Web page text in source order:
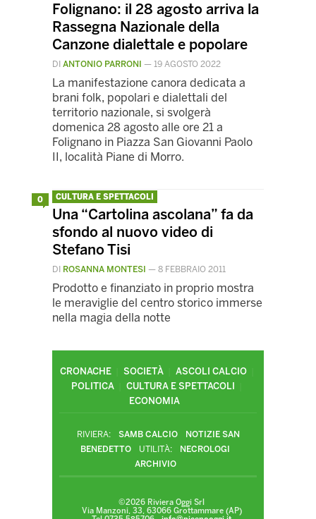
Folignano: il 28 agosto arriva la
Rassegna Nazionale della
Canzone dialettale e popolare
DI ANTONIO PARRONI — 19 AGOSTO 2022
La manifestazione canora dedicata a
brani folk, popolari e dialettali del
territorio nazionale, si svolgerà
domenica 28 agosto alle ore 21 a
Folignano in Piazza San Giovanni Paolo
II, località Piane di Morro.
0 CULTURA E SPETTACOLI
Una “Cartolina ascolana” fa da
sfondo al nuovo video di
Stefano Tisi
DI ROSANNA MONTESI — 8 FEBBRAIO 2011
Prodotto e finanziato in proprio mostra
le meraviglie del centro storico immerse
nella magia della notte
CRONACHE SOCIETÀ
ASCOLI CALCIO
POLITICA
CULTURA E SPETTACOLI
ECONOMIA
RIVIERA: SAMB CALCIO
NOTIZIE SAN
BENEDETTO
UTILITÀ:
NECROLOGI
ARCHIVIO
©2026 Riviera Oggi Srl
Via Manzoni, 33, 63066 Grottammare (AP)